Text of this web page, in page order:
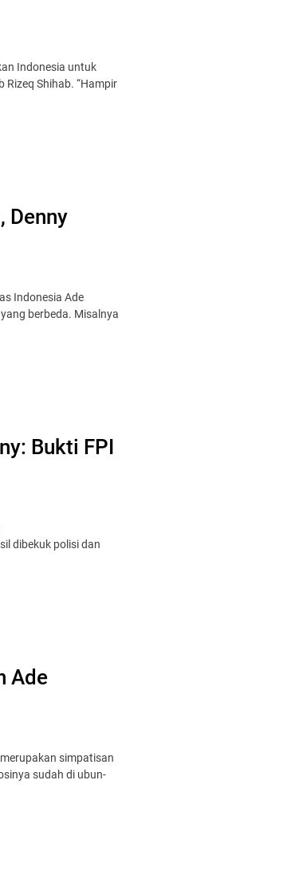
Indonesia untuk
Shihab. “Hampir
Denny
Indonesia Ade
berbeda. Misalnya
Bukti FPI
dibekuk polisi dan
Ade
simpatisan
sudah di ubun-